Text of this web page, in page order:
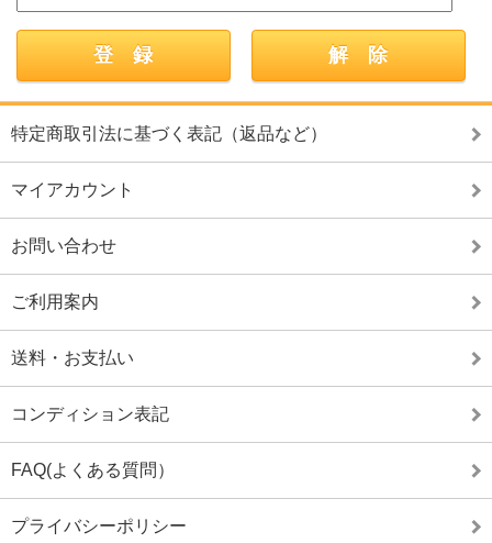
特定商取引法に基づく表記（返品など）
マイアカウント
お問い合わせ
ご利用案内
送料・お支払い
コンディション表記
FAQ(よくある質問）
プライバシーポリシー